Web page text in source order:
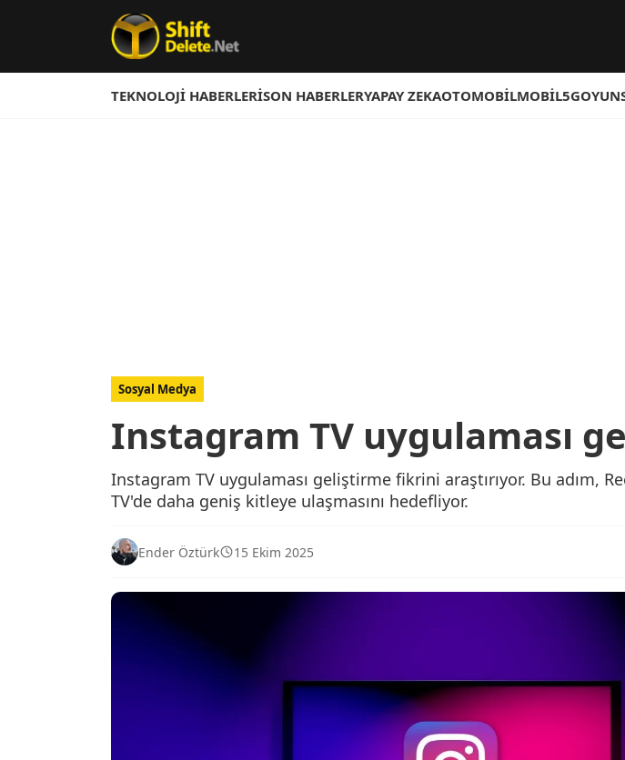
TEKNOLOJI HABERLERISON HABERLERYAPAY ZEKAOTOMOBILMOBIL5GOYUN
Sosyal Medya
Instagram TV uygulaması
Instagram TV uygulaması geliştirme fikrini araştırıyor. Bu adım,
TV'de daha geniş kitleye ulaşmasını hedefliyor.
Ender Öztürk 15 Ekim 2025